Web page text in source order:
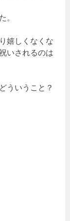
。
嬉しくなくな
いされるのは
ういうこと？